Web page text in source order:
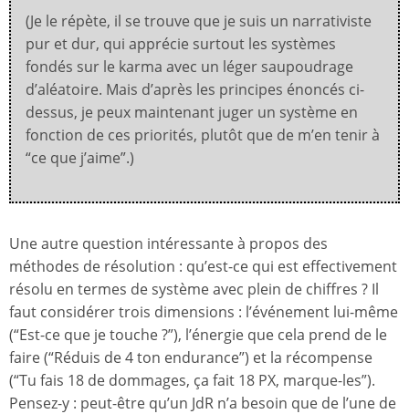
(Je le répète, il se trouve que je suis un narrativiste
pur et dur, qui apprécie surtout les systèmes
fondés sur le karma avec un léger saupoudrage
d’aléatoire. Mais d’après les principes énoncés ci-
dessus, je peux maintenant juger un système en
fonction de ces priorités, plutôt que de m’en tenir à
“ce que j’aime”.)
Une autre question intéressante à propos des
méthodes de résolution : qu’est-ce qui est effectivement
résolu en termes de système avec plein de chiffres ? Il
faut considérer trois dimensions : l’événement lui-même
(“Est-ce que je touche ?”), l’énergie que cela prend de le
faire (“Réduis de 4 ton endurance”) et la récompense
(“Tu fais 18 de dommages, ça fait 18 PX, marque-les”).
Pensez-y : peut-être qu’un JdR n’a besoin que de l’une de